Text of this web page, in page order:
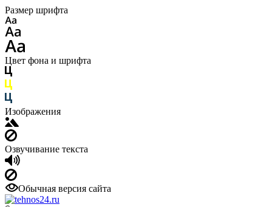
Размер шрифта
Цвет фона и шрифта
Изображения
Озвучивание текста
Обычная версия сайта